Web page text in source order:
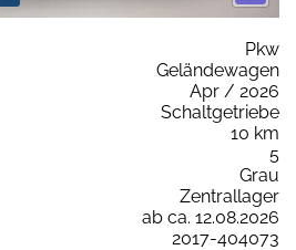
Pkw
Geländewagen
Apr / 2026
Schaltgetriebe
10 km
5
Grau
Zentrallager
ab ca. 12.08.2026
2017-404073